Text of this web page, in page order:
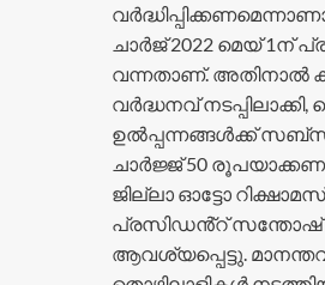
ചാർജ് 2022 മെയ് 1ന്
വന്നതാണ്. അതിനാൽ
വർദ്ധനവ് നടപ്പിലാക്കി,
ഉൽപ്പന്നങ്ങൾക്ക്
ചാർജ്ജ് 50
ജില്ലാ ഓട്ടോ
പ്രസിഡൻ്റ് സന്തോഷ്
ആവശ്യപ്പെട്ടു.